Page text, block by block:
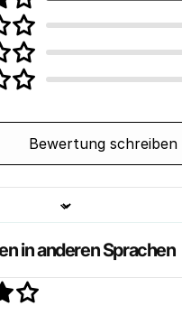
inspirierte Funktionen, die
mit
Bewertung schreiben
in anderen Sprachen